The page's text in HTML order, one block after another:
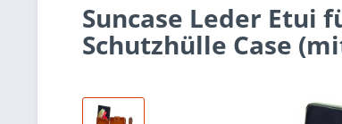
Suncase Leder Etui
Schutzhülle Case